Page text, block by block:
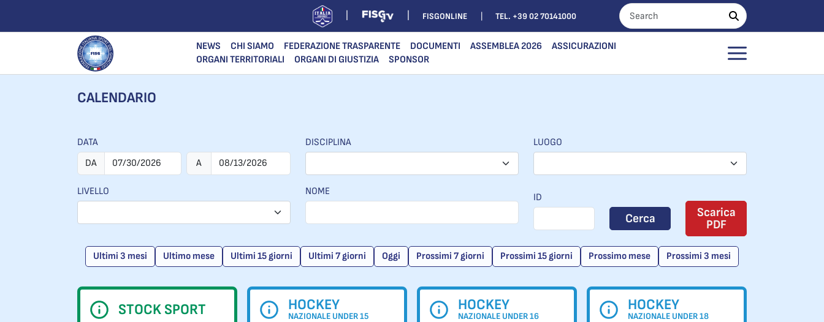
FISGONLINE TEL. +39 02 70141000
NEWS CHI SIAMO FEDERAZIONE TRASPARENTE DOCUMENTI ASSEMBLEA 2026
ASSICURAZIONI
ORGANI TERRITORIALI
ORGANI DI GIUSTIZIA SPONSOR
CALENDARIO
DATA
DA
A
DISCIPLINA LUOGO
LIVELLO NOME
ID
Cerca
Scarica
PDF
Ultimi 3 mesi Ultimo mese Ultimi 15 giorni Ultimi 7 giorni Oggi Prossimi 7 giorni Prossimi 15 giorni Prossimo mese Prossimi 3 mesi
STOCK SPORT HOCKEY
NAZIONALE UNDER 15
HOCKEY
NAZIONALE UNDER 16
HOCKEY
NAZIONALE UNDER 18